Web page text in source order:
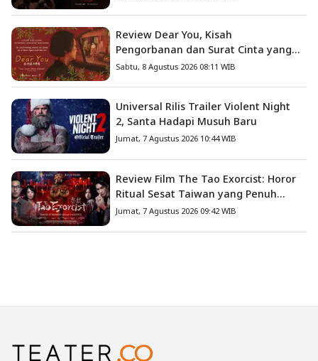
Review Dear You, Kisah
Pengorbanan dan Surat Cinta yang
Menyentuh Hati
Sabtu, 8 Agustus 2026 08:11 WIB
Universal Rilis Trailer Violent Night
2, Santa Hadapi Musuh Baru
Jumat, 7 Agustus 2026 10:44 WIB
Review Film The Tao Exorcist: Horor
Ritual Sesat Taiwan yang Penuh
Misteri dan Teror Psikologis
Jumat, 7 Agustus 2026 09:42 WIB